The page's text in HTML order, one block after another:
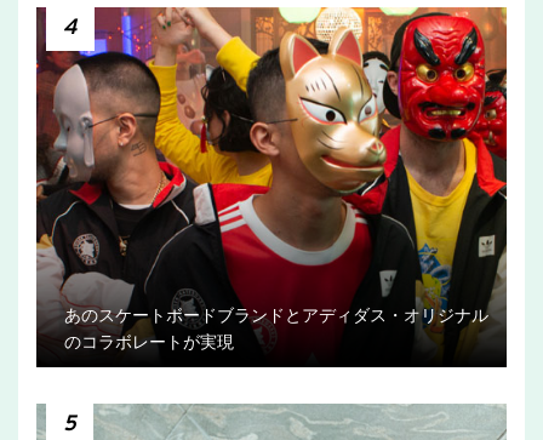
4
あのスケートボードブランドとアディダス・オリジナル
のコラボレートが実現
5